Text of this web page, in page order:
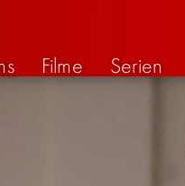
Filme Serien